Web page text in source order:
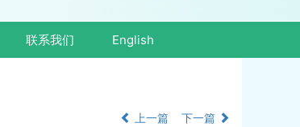
联系我们 English
上一篇 下一篇